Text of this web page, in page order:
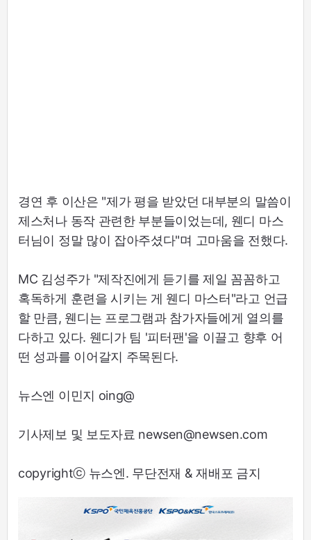
경연 후 이산은 "제가 평을 받았던 대부분의 말씀이
제스처나 동작 관련한 부분들이었는데, 웬디 마스
터님이 정말 많이 잡아주셨다"며 고마움을 전했다.
MC 김성주가 "제작진에게 듣기를 제일 꼼꼼하고
혹독하게 훈련을 시키는 게 웬디 마스터"라고 언급
할 만큼, 웬디는 프로그램과 참가자들에게 열의를
다하고 있다. 웬디가 팀 '피터팬'을 이끌고 향후 어
떤 성과를 이어갈지 주목된다.
뉴스엔 이민지 oing@
기사제보 및 보도자료 newsen@newsen.com
copyrightⓒ 뉴스엔. 무단전재 & 재배포 금지